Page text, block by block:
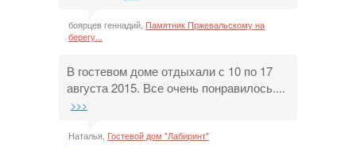
боярцев геннадий, Памятник Пржевальскому на
берегу...
В гостевом доме отдыхали с 10 по 17
августа 2015. Все очень понравилось....
>>>
Наталья, Гостевой дом "Лабиринт"